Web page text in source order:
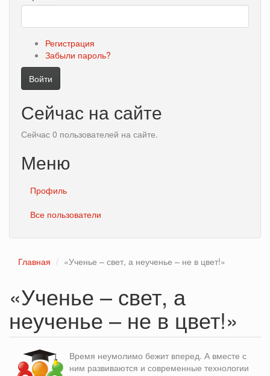
Регистрация
Забыли пароль?
Войти
Сейчас на сайте
Сейчас 0 пользователей на сайте.
Меню
Профиль
Все пользователи
Главная «Ученье – свет, а неученье – не в цвет!»
«Ученье – свет, а
неученье – не в цвет!»
Время неумолимо бежит вперед. А вместе с
ним развиваются и современные технологии